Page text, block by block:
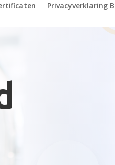
Privacyverklaring